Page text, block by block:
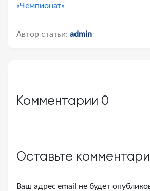
«Чемпионат»
Автор статьи: admin
Комментарии 0
Оставьте
Ваш адрес email не будет